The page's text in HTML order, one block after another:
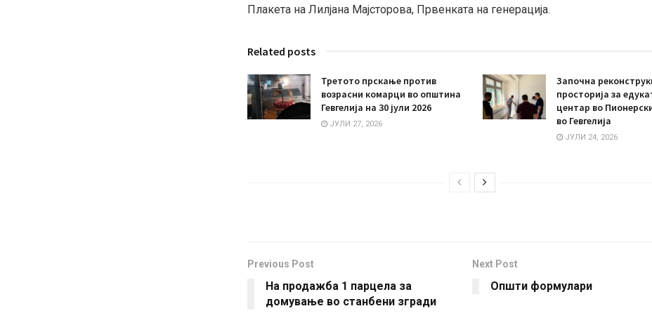
Плакета на Лилјана Мајсторова, Првенката на генерација.
Related posts
Третото прскање против
возрасни комарци во општина
Гевгелија на 30 јули 2026
ЈУЛИ 27, 2026
Започна
просторија за
центар во
во Гевгелија
ЈУЛИ 24, 2026
Previous Post
На продажба 1 парцела за
домување во станбени згради
Next Post
Општи формулари